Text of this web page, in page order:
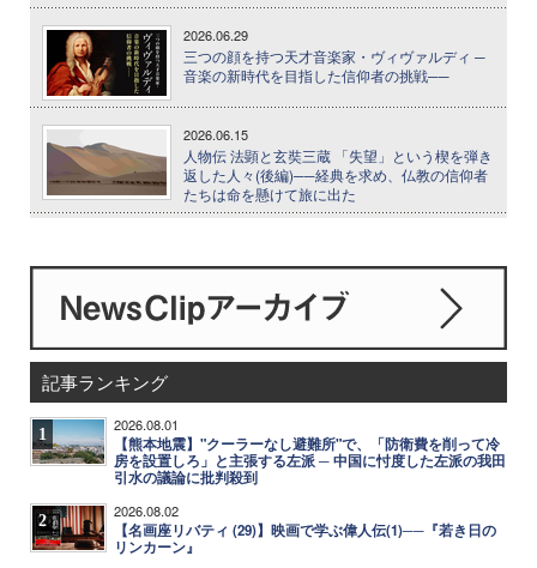
2026.06.29
三つの顔を持つ天才音楽家・ヴィヴァルディ ─
音楽の新時代を目指した信仰者の挑戦──
2026.06.15
人物伝 法顕と玄奘三蔵 「失望」という楔を弾き
返した人々(後編)──経典を求め、仏教の信仰者
たちは命を懸けて旅に出た
記事ランキング
1 2026.08.01
【熊本地震】"クーラーなし避難所"で、「防衛費を削って冷
房を設置しろ」と主張する左派 ─ 中国に忖度した左派の我田
引水の議論に批判殺到
2 2026.08.02
【名画座リバティ (29)】映画で学ぶ偉人伝(1)──『若き日の
リンカーン』